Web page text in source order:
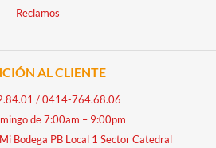
Reclamos
AL CLIENTE
/0414-764.68.06
de 7:00am – 9:00pm
Bodega PB Local 1 Sector Catedral